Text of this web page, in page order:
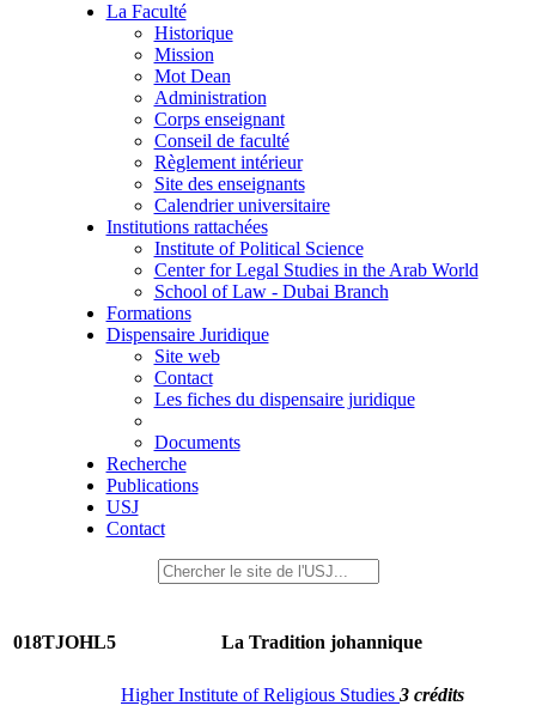
La Faculté
Historique
Mission
Mot Dean
Administration
Corps enseignant
Conseil de faculté
Règlement intérieur
Site des enseignants
Calendrier universitaire
Institutions rattachées
Institute of Political Science
Center for Legal Studies in the Arab World
School of Law - Dubai Branch
Formations
Dispensaire Juridique
Site web
Contact
Les fiches du dispensaire juridique
Documents
Recherche
Publications
USJ
Contact
018TJOHL5 La Tradition johannique
Higher Institute of Religious Studies 3 crédits